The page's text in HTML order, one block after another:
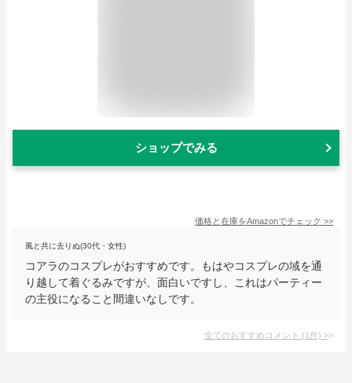
ショップでみる
価格と在庫をAmazonでチェック >>
風と共に去りぬ(30代・女性)
コアラのコスプレがおすすめです。もはやコスプレの域を通
り越して着ぐるみですが、面白いですし、これはパーティー
の主役になること間違いなしです。
全てのおすすめコメント (1件) >